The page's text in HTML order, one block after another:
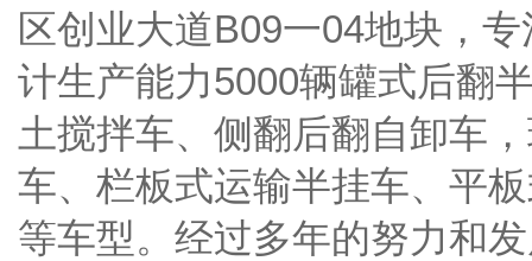
区创业大道B09一04地块，
计生产能力5000辆罐式后翻
土搅拌车、侧翻后翻自卸车
车、栏板式运输半挂车、平
等车型。经过多年的努力和